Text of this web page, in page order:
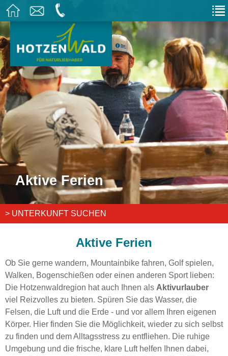
Aktive Ferien
> UNTERKUNFT SUCHEN
Aktive Ferien
Ob Sie gerne wandern, Mountainbike fahren, Golf spielen,
Walken, Bogenschießen oder einen anderen Sport lieben:
Die Hotzenwaldregion hat auch Ihnen als Aktivurlauber
viel Reizvolles zu bieten. Spüren Sie das Wasser, die
Felsen, die Luft und die Erde - und vor allem Ihren eigenen
Körper. Hier finden Sie die Möglichkeit, wieder zu sich selbst
zu finden und dem Alltagsstress zu entfliehen. Die ruhige
Umgebung und die frische, klare Luft helfen Ihnen dabei,